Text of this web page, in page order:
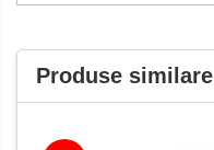
Produse similare